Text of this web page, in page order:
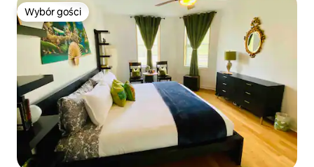
Wybór gości
Wybór gości